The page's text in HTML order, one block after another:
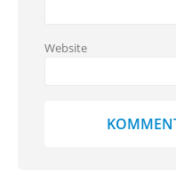
Website